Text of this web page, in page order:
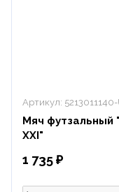
Артикул:
Мяч футзальный
XXI"
1 735 ₽